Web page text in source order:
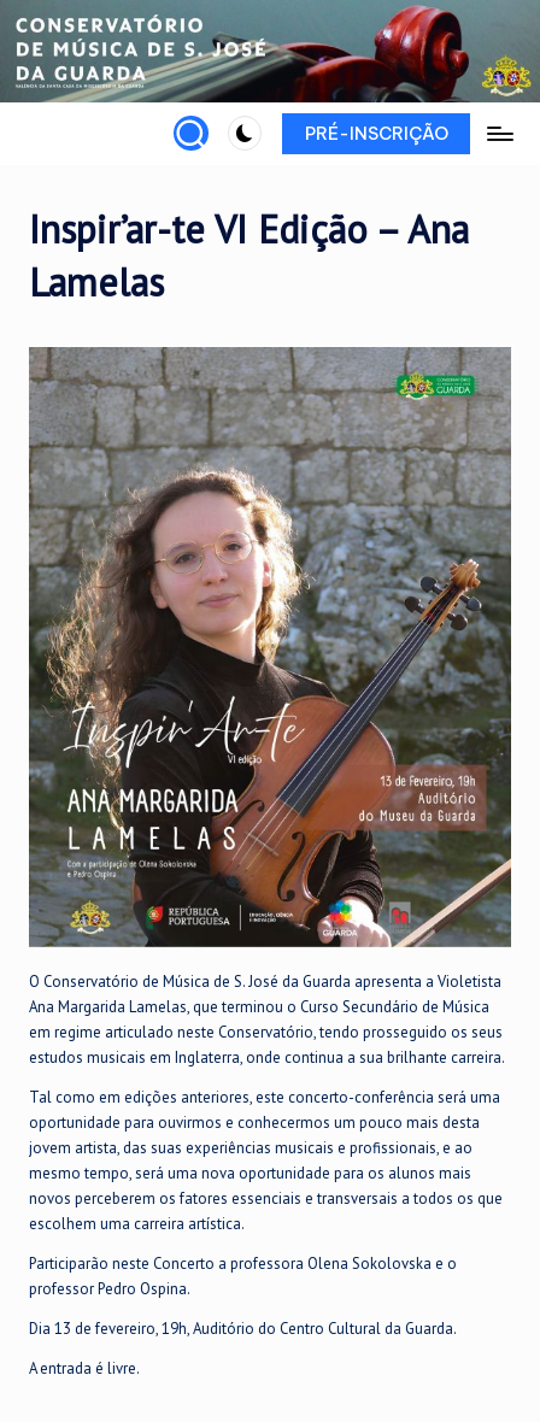
Skip
content
PRÉ-INSCRIÇÃO
Inspir’ar-te VI Edição – Ana
Lamelas
O Conservatório de Música de S. José da Guarda apresenta a Violetista
Ana Margarida Lamelas, que terminou o Curso Secundário de Música
em regime articulado neste Conservatório, tendo prosseguido os seus
estudos musicais em Inglaterra, onde continua a sua brilhante carreira.
Tal como em edições anteriores, este concerto-conferência será uma
oportunidade para ouvirmos e conhecermos um pouco mais desta
jovem artista, das suas experiências musicais e profissionais, e ao
mesmo tempo, será uma nova oportunidade para os alunos mais
novos perceberem os fatores essenciais e transversais a todos os que
escolhem uma carreira artística.
Participarão neste Concerto a professora Olena Sokolovska e o
professor Pedro Ospina.
Dia 13 de fevereiro, 19h, Auditório do Centro Cultural da Guarda.
A entrada é livre.